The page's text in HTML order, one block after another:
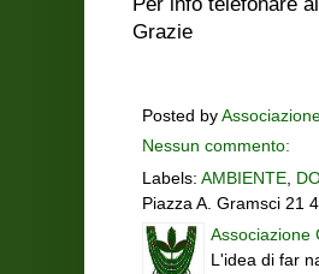
Per info telefonare
Grazie
Posted by
Nessun commento:
Labels: AMBIENTE
Piazza A. Gramsci 21
Associazione
L'idea di far